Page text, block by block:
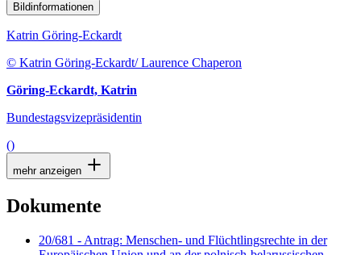
Bildinformationen
Katrin Göring-Eckardt
© Katrin Göring-Eckardt/ Laurence Chaperon
Göring-Eckardt, Katrin
Bundestagsvizepräsidentin
()
mehr anzeigen
Dokumente
20/681 - Antrag: Menschen- und Flüchtlingsrechte in der